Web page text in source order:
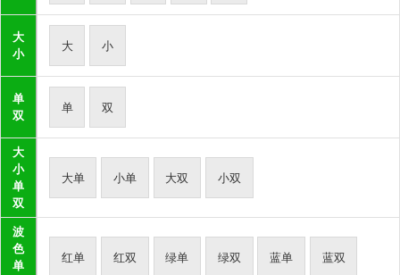
大
小
大 小
单
双
单 双
大
小
单
双
大单 小单 大双 小双
波
色
单
红单 红双 绿单 绿双 蓝单 蓝双